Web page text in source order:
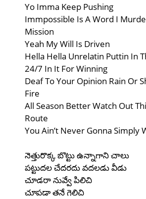
Yo Imma Keep Pushing
Immpossible Is A Word I
Mission
Yeah My Will Is Driven
Hella Hella Unrelatin Puttin In
24/7 In It For Winning
Deaf To Your Opinion Rain Or
Fire
All Season Better Watch Out
Route
You Ain’t Never Gonna Simply
నెత్తురొక్క బొట్టు ఉన్నాగాని చాలు
పట్టుదల చేదరదు వదలడు వీడు
చూడరా నువ్వే పిలిచి
చూపడా తనే గెలిచి